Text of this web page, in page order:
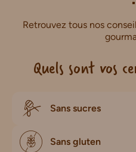
Retrouvez tous nos
Quels sont vos
Sans sucres
Sans gluten